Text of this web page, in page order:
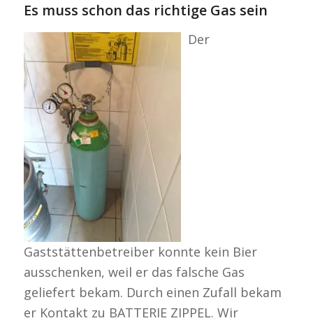
Es muss schon das richtige Gas sein
Der
Gaststättenbetreiber konnte kein Bier
ausschenken, weil er das falsche Gas
geliefert bekam. Durch einen Zufall bekam
er Kontakt zu BATTERIE ZIPPEL. Wir